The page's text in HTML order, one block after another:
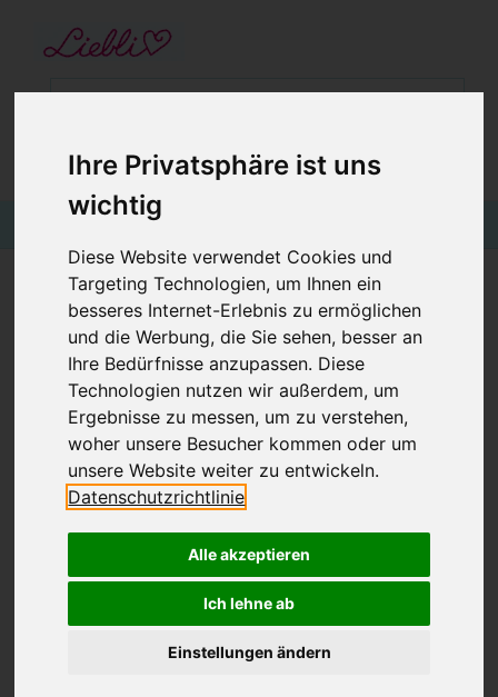
Ihre Privatsphäre ist uns
wichtig
Diese Website verwendet Cookies und
Targeting Technologien, um Ihnen ein
besseres Internet-Erlebnis zu ermöglichen
und die Werbung, die Sie sehen, besser an
Ihre Bedürfnisse anzupassen. Diese
Technologien nutzen wir außerdem, um
Ergebnisse zu messen, um zu verstehen,
woher unsere Besucher kommen oder um
unsere Website weiter zu entwickeln.
Datenschutzrichtlinie
Alle akzeptieren
Ich lehne ab
Einstellungen ändern
€0,00
STARTSEITE
BABYKLEIDUNG
KINDERMODE
BLOG
DREIECKSTUCH STERNE AUF BEIGE